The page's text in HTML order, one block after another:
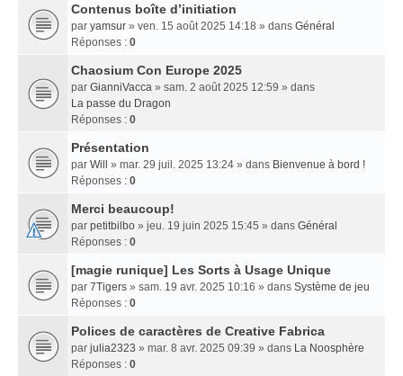
Contenus boîte d’initiation
par yamsur » ven. 15 août 2025 14:18 » dans Général
Réponses : 0
Chaosium Con Europe 2025
par GianniVacca » sam. 2 août 2025 12:59 » dans
La passe du Dragon
Réponses : 0
Présentation
par Will » mar. 29 juil. 2025 13:24 » dans Bienvenue à bord !
Réponses : 0
Merci beaucoup!
par petitbilbo » jeu. 19 juin 2025 15:45 » dans Général
Réponses : 0
[magie runique] Les Sorts à Usage Unique
par 7Tigers » sam. 19 avr. 2025 10:16 » dans Système de jeu
Réponses : 0
Polices de caractères de Creative Fabrica
par julia2323 » mar. 8 avr. 2025 09:39 » dans La Noosphère
Réponses : 0